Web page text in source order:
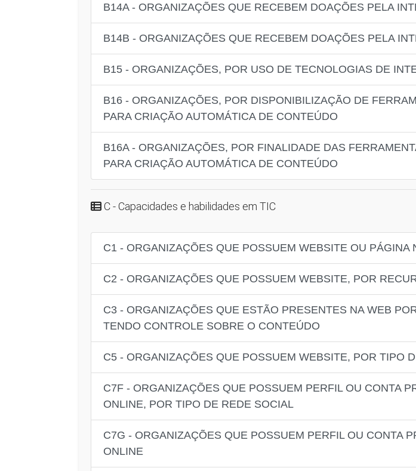
B14A - ORGANIZAÇÕES QUE RECEBEM DOAÇÕES PELA
B14B - ORGANIZAÇÕES QUE RECEBEM DOAÇÕES PELA
B15 - ORGANIZAÇÕES, POR USO DE TECNOLOGIAS DE
B16 - ORGANIZAÇÕES, POR DISPONIBILIZAÇÃO DE
PARA CRIAÇÃO AUTOMÁTICA DE CONTEÚDO
B16A - ORGANIZAÇÕES, POR FINALIDADE DAS
PARA CRIAÇÃO AUTOMÁTICA DE CONTEÚDO
C - Capacidades e habilidades em TIC
C1 - ORGANIZAÇÕES QUE POSSUEM WEBSITE OU PÁGINA
C2 - ORGANIZAÇÕES QUE POSSUEM WEBSITE, POR
C3 - ORGANIZAÇÕES QUE ESTÃO PRESENTES NA WEB
TENDO CONTROLE SOBRE O CONTEÚDO
C5 - ORGANIZAÇÕES QUE POSSUEM WEBSITE, POR TIPO
C7F - ORGANIZAÇÕES QUE POSSUEM PERFIL OU CONTA
ONLINE, POR TIPO DE REDE SOCIAL
C7G - ORGANIZAÇÕES QUE POSSUEM PERFIL OU CONTA
ONLINE